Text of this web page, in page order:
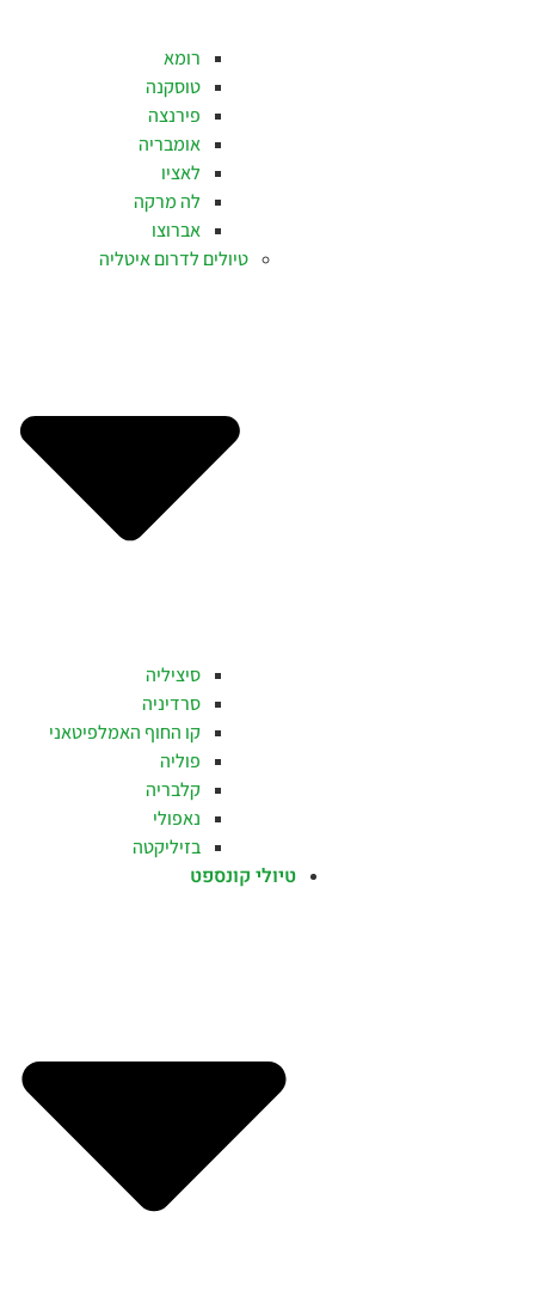
רומא
טוסקנה
פירנצה
אומבריה
לאציו
לה מרקה
אברוצו
טיולים לדרום איטליה
סיציליה
סרדיניה
קו החוף האמלפיטאני
פוליה
קלבריה
נאפולי
בזיליקטה
טיולי קונספט